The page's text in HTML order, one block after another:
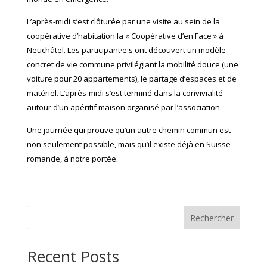
L’après-midi s’est clôturée par une visite au sein de la
coopérative d’habitation la « Coopérative d’en Face » à
Neuchâtel. Les participant·e·s ont découvert un modèle
concret de vie commune privilégiant la mobilité douce (une
voiture pour 20 appartements), le partage d’espaces et de
matériel. L’après-midi s’est terminé dans la convivialité
autour d’un apéritif maison organisé par l’association.
Une journée qui prouve qu’un autre chemin commun est
non seulement possible, mais qu’il existe déjà en Suisse
romande, à notre portée.
Rechercher
Recent Posts